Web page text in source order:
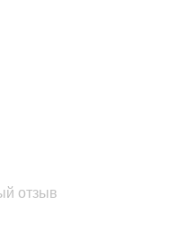
отзыв